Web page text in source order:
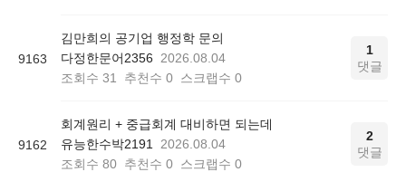
9163
김만희의 공기업 행정학 문의
다정한문어2356
2026.08.04
조회수 31 추천수 0 스크랩수 0
1
댓글
9162
회계원리 + 중급회계 대비하면 되는데
유능한수박2191
2026.08.04
조회수 80 추천수 0 스크랩수 0
2
댓글